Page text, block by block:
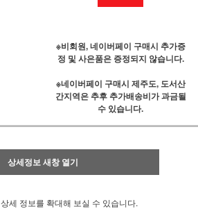
※비회원, 네이버페이 구매시 추가증
정 및 사은품은 증정되지 않습니다.
※네이버페이 구매시 제주도, 도서산
간지역은 추후 추가배송비가 과금될
수 있습니다.
상세정보 새창 열기
상세 정보를 확대해 보실 수 있습니다.